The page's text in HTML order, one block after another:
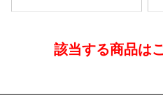
該当する商品は